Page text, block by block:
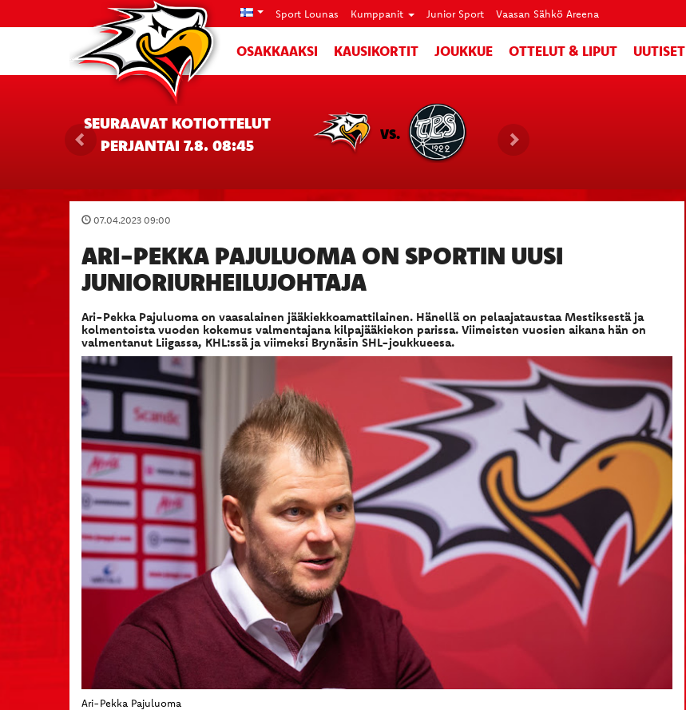
Sport Lounas Kumppanit Junior Sport Vaasan Sähkö Areena
OSAKKAAKSI KAUSIKORTIT JOUKKUE OTTELUT & LIPUT UUTISET
SEURAAVAT KOTIOTTELUT
PERJANTAI 7.8. 08:45
VS.
07.04.2023 09:00
ARI-PEKKA PAJULUOMA ON SPORTIN UUSI
JUNIORIURHEILUJOHTAJA
Ari-Pekka Pajuluoma on vaasalainen jääkiekkoamattilainen. Hänellä on pelaajataustaa Mestiksestä ja
kolmentoista vuoden kokemus valmentajana kilpajääkiekon parissa. Viimeisten vuosien aikana hän on
valmentanut Liigassa, KHL:ssä ja viimeksi Brynäsin SHL-joukkueesa.
Ari-Pekka Pajuluoma